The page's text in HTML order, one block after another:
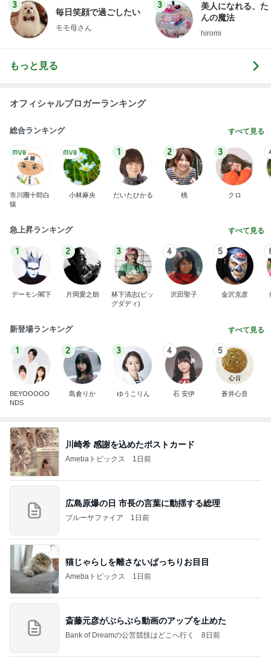
3
毎日笑顔で過ごしたい
モモ母さん
3
美人になれる、た
んの魔法
hiromi
もっと見る
オフィシャルブロガーランキング
総合ランキング すべて見る
市川團十郎白
猿
小林麻央
1
だいたひかる
2
桃
3
クロ
急上昇ランキング すべて見る
1
デーモン閣下
2
片岡愛之助
3
林下清志(ビッ
グダディ)
4
沢田聖子
5
金沢克彦
新登場ランキング すべて見る
1
BEYOOOOO
NDS
2
島倉りか
3
ゆうこりん
4
石 安伊
5
蒼井心音
川崎希 感謝を込めたポストカード
Amebaトピックス 1日前
広島原爆の日 市長の言葉に動揺する総理
ブルーサファイア 1日前
猫じゃらしを離さないぱっちりお目目
Amebaトピックス 1日前
斎藤元彦がぶらぶら動画のアップを止めた
Bank of Dreamの公営競技はどこへ行く 8日前